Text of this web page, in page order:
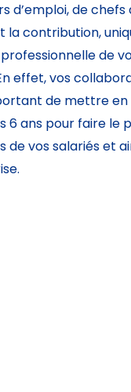
d’emploi, de
contribution,
de
effet, vos
de mettre
6 ans pour faire le
vos salariés et